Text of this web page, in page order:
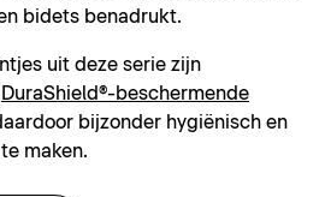
bidets benadrukt.
uit deze serie zijn
DuraShield®-beschermende
bijzonder hygiënisch en
maken.